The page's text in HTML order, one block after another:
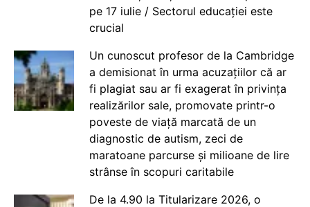
pe 17 iulie / Sectorul educației este
crucial
Un cunoscut profesor de la Cambridge
a demisionat în urma acuzațiilor că ar
fi plagiat sau ar fi exagerat în privința
realizărilor sale, promovate printr-o
poveste de viață marcată de un
diagnostic de autism, zeci de
maratoane parcurse și milioane de lire
strânse în scopuri caritabile
De la 4.90 la Titularizare 2026, o